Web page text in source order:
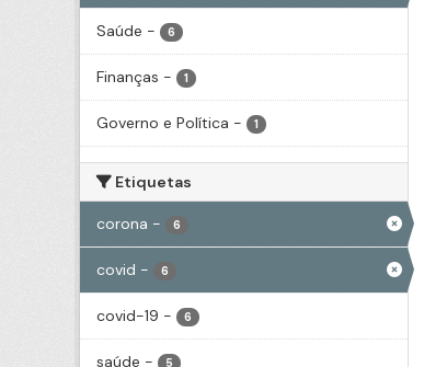
Saúde - 6
Finanças - 1
Governo e Política - 1
Etiquetas
corona - 6
covid - 6
covid-19 - 6
saúde - 5